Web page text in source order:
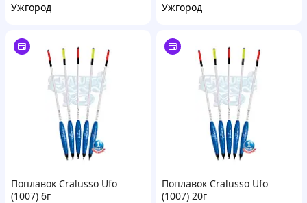
Ужгород
Ужгород
Поплавок Cralusso Ufo
(1007) 6г
Поплавок Cralusso Ufo
(1007) 20г